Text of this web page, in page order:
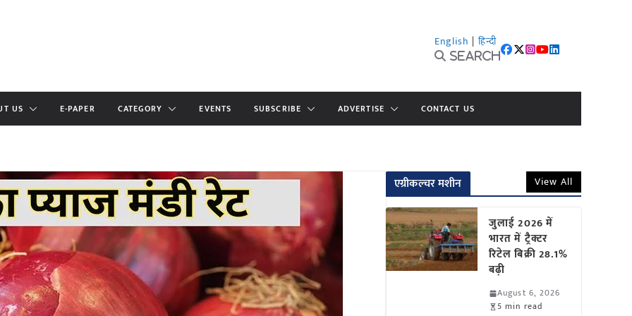
English | हिन्दी
Search
US E-PAPER CATEGORY EVENTS SUBSCRIBE ADVERTISE CONTACT US
एग्रीकल्चर मशीन View All
जुलाई 2026 में
भारत में ट्रैक्टर
रिटेल बिक्री 28.1%
बढ़ी
August 6, 2026
5 min read